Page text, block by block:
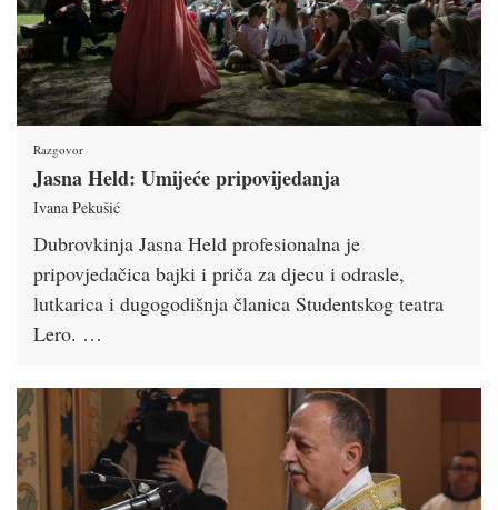
Razgovor
Jasna Held: Umijeće pripovijedanja
Ivana Pekušić
Dubrovkinja Jasna Held profesionalna je
pripovjedačica bajki i priča za djecu i odrasle,
lutkarica i dugogodišnja članica Studentskog teatra
Lero. …